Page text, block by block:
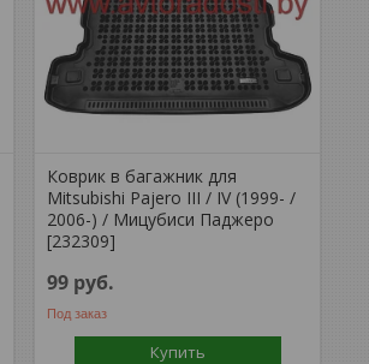
Коврик в багажник для
Mitsubishi Pajero III / IV (1999- /
2006-) / Мицубиси Паджеро
[232309]
99 руб.
Под заказ
Купить